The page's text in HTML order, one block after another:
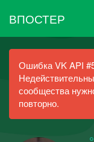
ВПОСТЕР
Ошибка VK API
сообщества
повторно.